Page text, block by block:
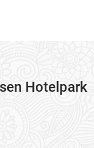
Hotelpark